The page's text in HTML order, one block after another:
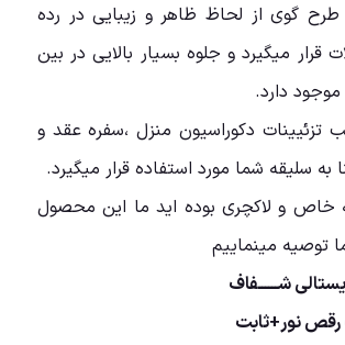
طرح گوی از لحاظ ظاهر و زیبایی در رده
قرار میگیرد و جلوه بسیار بالایی در بین
دارد.
تزئیینات دکوراسیون منزل ،سفره عقد و
به سلیقه شما مورد استفاده قرار میگیرد.
خاص و لاکچری بوده اید ما این محصول
توصیه مینماییم
شــــــفاف